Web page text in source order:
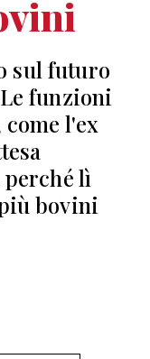
sul futuro
funzioni
l'ex
lì
bovini